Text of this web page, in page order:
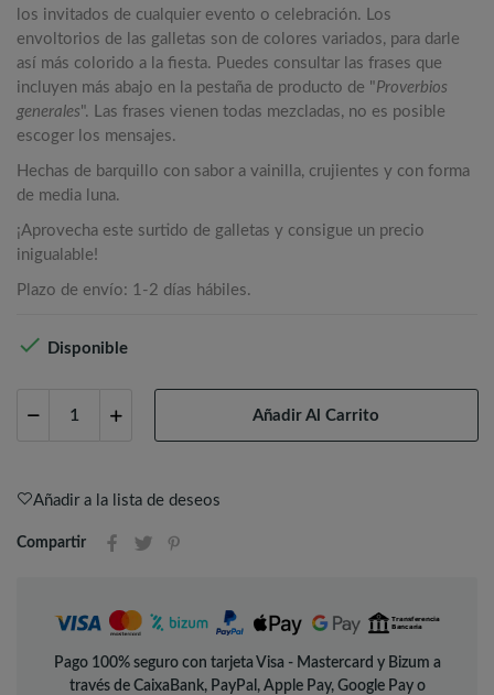
los invitados de cualquier evento o celebración. Los
envoltorios de las galletas son de colores variados, para darle
así más colorido a la fiesta. Puedes consultar las frases que
incluyen más abajo en la pestaña de producto de "Proverbios
generales". Las frases vienen todas mezcladas, no es posible
escoger los mensajes.
Hechas de barquillo con sabor a vainilla, crujientes y con forma
de media luna.
¡Aprovecha este surtido de galletas y consigue un precio
inigualable!
Plazo de envío: 1-2 días hábiles.
 Disponible
Añadir Al Carrito
Añadir a la lista de deseos
Compartir
Pago 100% seguro con tarjeta Visa - Mastercard y Bizum a
través de CaixaBank, PayPal, Apple Pay, Google Pay o